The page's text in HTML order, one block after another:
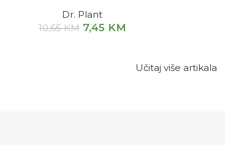
Dr. Plant
10,65KM 7,45 KM
Učitaj više artikala